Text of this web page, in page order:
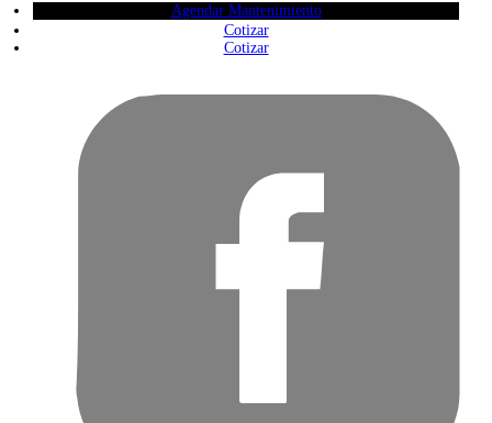
Agendar Mantenimiento
Cotizar
Cotizar